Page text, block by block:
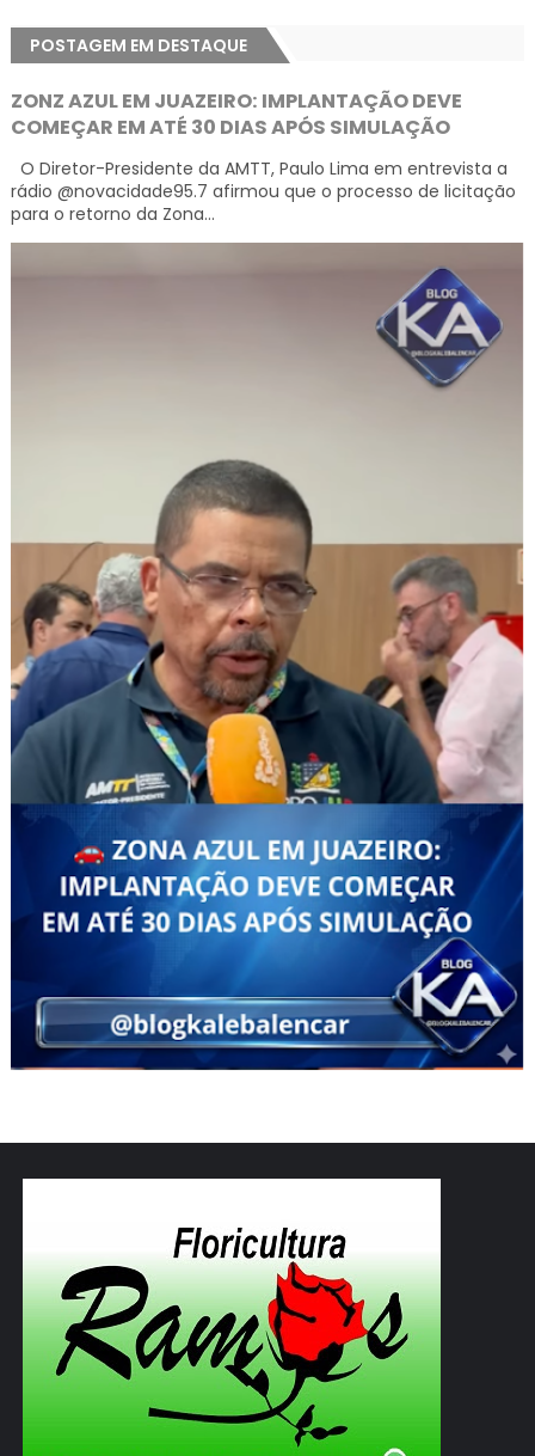
POSTAGEM EM DESTAQUE
ZONZ AZUL EM JUAZEIRO: IMPLANTAÇÃO DEVE
COMEÇAR EM ATÉ 30 DIAS APÓS SIMULAÇÃO
O Diretor-Presidente da AMTT, Paulo Lima em entrevista a
rádio @novacidade95.7 afirmou que o processo de licitação
para o retorno da Zona...